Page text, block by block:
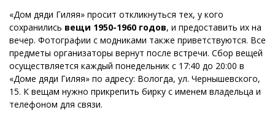
«Дом дяди Гиляя» просит откликнуться тех, у кого
сохранились вещи 1950-1960 годов, и предоставить их на
вечер. Фотографии с модниками также приветствуются. Все
предметы организаторы вернут после встречи. Сбор вещей
осуществляется каждый понедельник с 17:40 до 20:00 в
«Доме дяди Гиляя» по адресу: Вологда, ул. Чернышевского,
15. К вещам нужно прикрепить бирку с именем владельца и
телефоном для связи.